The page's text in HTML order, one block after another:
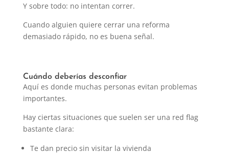
Y sobre todo: no intentan correr.
Cuando alguien quiere cerrar una reforma
demasiado rápido, no es buena señal.
Cuándo deberías desconfiar
Aquí es donde muchas personas evitan problemas
importantes.
Hay ciertas situaciones que suelen ser una red flag
bastante clara:
Te dan precio sin visitar la vivienda